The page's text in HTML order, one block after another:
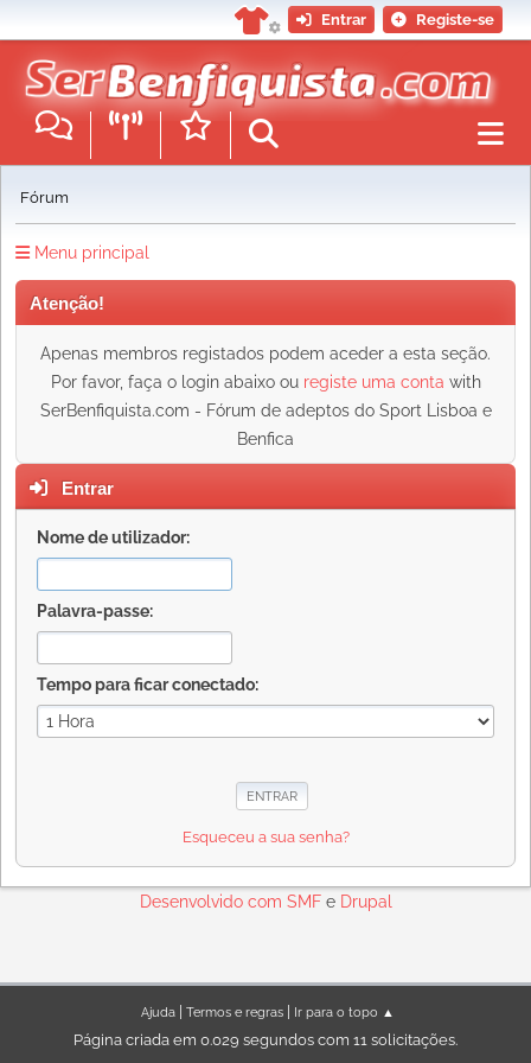
Entrar Registe-se
Fórum
Menu principal
Atenção!
Apenas membros registados podem aceder a esta seção.
Por favor, faça o login abaixo ou registe uma conta with
SerBenfiquista.com - Fórum de adeptos do Sport Lisboa e
Benfica
Entrar
Nome de utilizador:
Palavra-passe:
Tempo para ficar conectado:
Esqueceu a sua senha?
Desenvolvido com SMFe Drupal
Ajuda| Termos e regras| Ir para o topo ▲
Página criada em 0.029 segundos com 11 solicitações.